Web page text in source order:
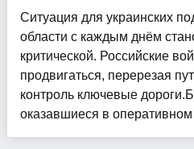
Ситуация для украинских
области с каждым днём
критической. Российские
продвигаться, перерезая
контроль ключевые
оказавшиеся в оперативном